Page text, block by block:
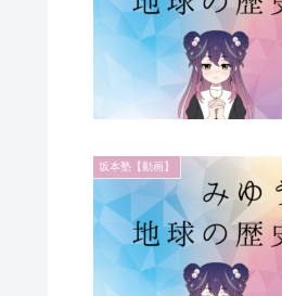
坂本塾【動画】